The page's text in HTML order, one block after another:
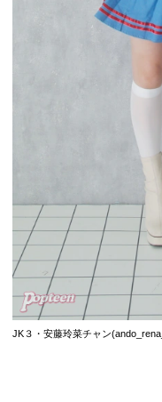
JK３・安藤玲菜チャン(ando_rena_